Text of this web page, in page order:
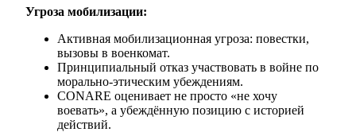
Угроза мобилизации:
Активная мобилизационная угроза: повестки,
вызовы в военкомат.
Принципиальный отказ участвовать в войне по
морально-этическим убеждениям.
CONARE оценивает не просто «не хочу
воевать», а убеждённую позицию с историей
действий.